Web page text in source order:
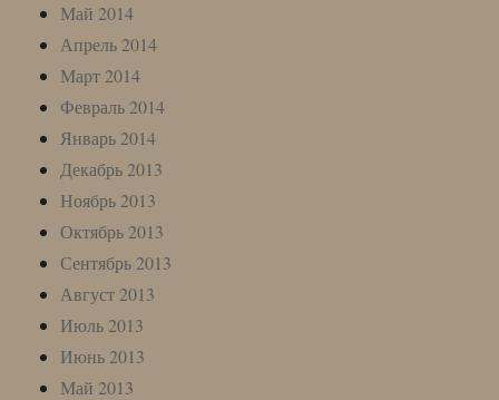
Май 2014
Апрель 2014
Март 2014
Февраль 2014
Январь 2014
Декабрь 2013
Ноябрь 2013
Октябрь 2013
Сентябрь 2013
Август 2013
Июль 2013
Июнь 2013
Май 2013